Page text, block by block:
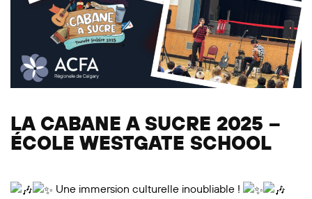
LA CABANE A SUCRE 2025 –
ÉCOLE WESTGATE SCHOOL
Une immersion culturelle inoubliable !